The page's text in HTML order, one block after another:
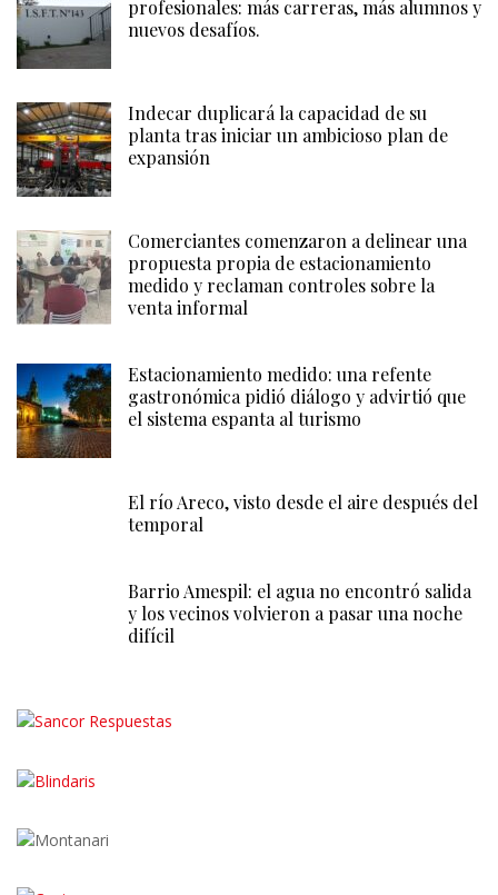
profesionales: más carreras, más alumnos y
nuevos desafíos.
Indecar duplicará la capacidad de su
planta tras iniciar un ambicioso plan de
expansión
Comerciantes comenzaron a delinear una
propuesta propia de estacionamiento
medido y reclaman controles sobre la
venta informal
Estacionamiento medido: una refente
gastronómica pidió diálogo y advirtió que
el sistema espanta al turismo
El río Areco, visto desde el aire después del
temporal
Barrio Amespil: el agua no encontró salida
y los vecinos volvieron a pasar una noche
difícil